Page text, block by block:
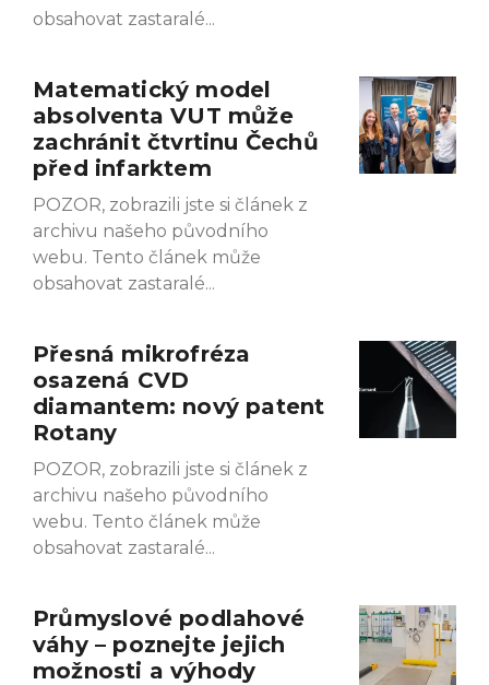
obsahovat zastaralé
Matematický model
absolventa VUT může
zachránit čtvrtinu Čechů
před infarktem
POZOR, zobrazili jste si článek z
archivu našeho původního
webu. Tento článek může
obsahovat zastaralé
Přesná mikrofréza
osazená CVD
diamantem: nový patent
Rotany
POZOR, zobrazili jste si článek z
archivu našeho původního
webu. Tento článek může
obsahovat zastaralé
Průmyslové podlahové
váhy – poznejte jejich
možnosti a výhody